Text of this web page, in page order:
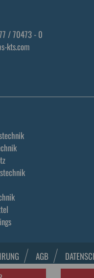
/ 70473 - 0
kts.com
AGB